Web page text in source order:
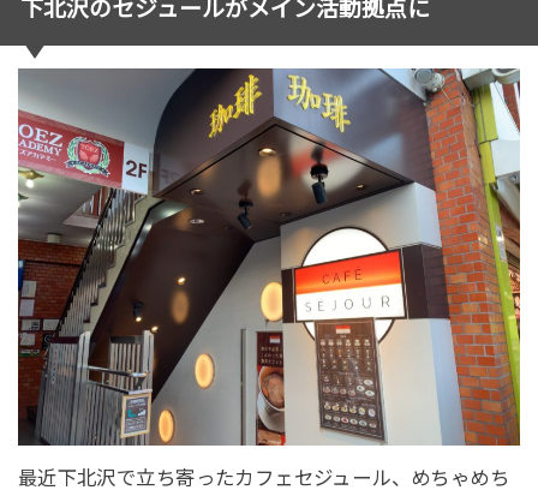
下北沢のセジュールがメイン活動拠点に
最近下北沢で立ち寄ったカフェセジュール、めちゃめち